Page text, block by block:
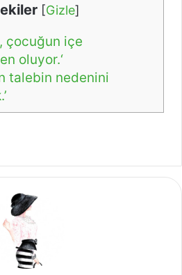
[Gizle]
çocuğun içe
oluyor.‘
talebin nedenini